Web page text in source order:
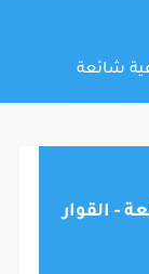
شائعة
- القوار